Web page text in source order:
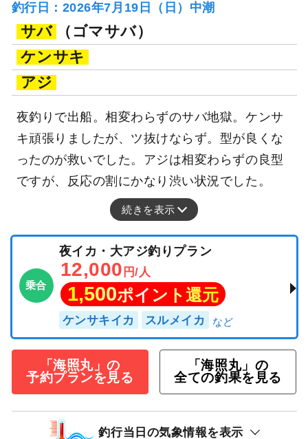
釣行日：2026年7月19日（日）中潮
サバ
（ゴマサバ）
ケンサキ
アジ
夜釣りで出船。相変わらずのサバ地獄。ケンサ
キ頑張りましたが、ツ抜けならず。型が良くな
ったのが救いでした。アジは相変わらずの良型
ですが、反応の割にかなり渋い状況でした。
続きを表示
乗合
夜イカ・大アジ釣りプラン
12,000 円/人
1,500ポイント還元
ケンサキイカ スルメイカ
「海照丸」の
予約プランを見る
「海照丸」の
全ての釣果を見る
釣行当日の気象情報を表示